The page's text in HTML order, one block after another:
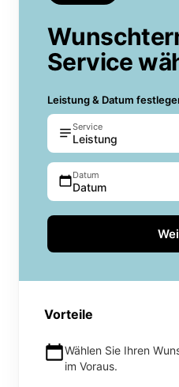
Service
Leistung & Datum
Service
Leistung
Datum
Datum
Vorteile
Wählen Sie Ihren
im Voraus.